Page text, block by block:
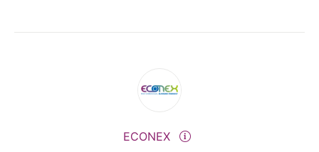
ECONEX